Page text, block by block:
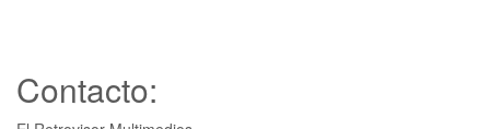
Contacto: